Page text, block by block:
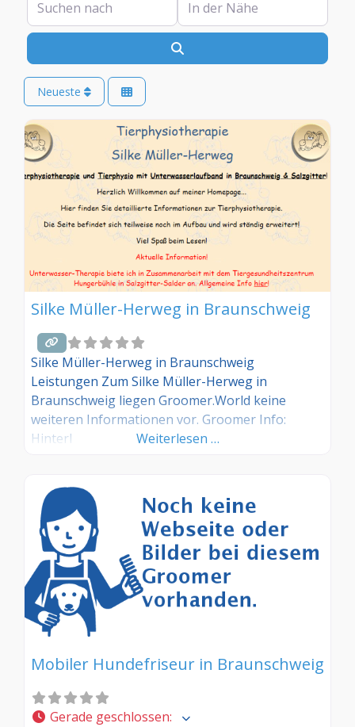
Neueste
Silke Müller-Herweg in Braunschweig
Silke Müller-Herweg in Braunschweig
Leistungen Zum Silke Müller-Herweg in
Braunschweig liegen Groomer.World keine
weiteren Informationen vor. Groomer Info:
Hinterl
Weiterlesen …
Mobiler Hundefriseur in Braunschweig
Gerade geschlossen: